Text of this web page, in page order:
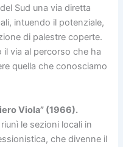
Sud una via diretta
intuendo il potenziale,
di palestre coperte.
via al percorso che ha
quella che conosciamo
Viola” (1966).
le sezioni locali in
che divenne il